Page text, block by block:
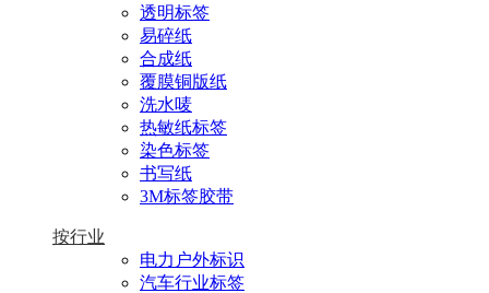
透明标签
易碎纸
合成纸
覆膜铜版纸
洗水唛
热敏纸标签
染色标签
书写纸
3M标签胶带
按行业
电力户外标识
汽车行业标签